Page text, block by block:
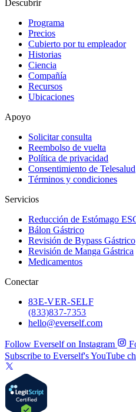
Descubrir
Programa
Precios
Cubierto por tu empleador
Historias
Ciencia
Compañía
Recursos
Ubicaciones
Apoyo
Solicitar consulta
Reembolso de vuelta
Política de privacidad
Consentimiento de Telesalud
Términos y condiciones
Servicios
Reducción de Estómago
Bálon Gástrico
Revisión de Bypass Gástrico
Revisión de Manga Gástrica
Medicamentos
Conectar
83E-VER-SELF
(833) 837-7353
hello@everself.com
Follow Everself on Instagram
Subscribe to Everself's YouTube